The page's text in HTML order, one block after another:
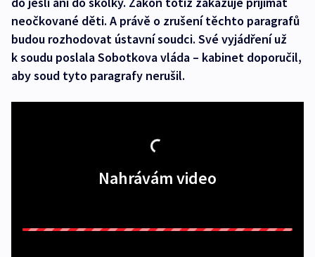
neočkované děti. A právě o zrušení těchto paragrafů
budou rozhodovat ústavní soudci. Své vyjádření už
k soudu poslala Sobotkova vláda – kabinet doporučil,
aby soud tyto paragrafy nerušil.
Nahrávám video